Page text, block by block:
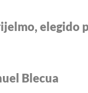
elegido
Blecua